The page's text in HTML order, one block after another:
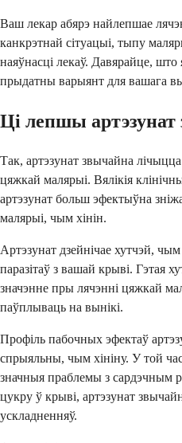
Ваш лекар абярэ найлепшае
канкрэтнай сітуацыі, тыпу
наяўнасці лекаў. Давярайце,
прыдатны варыянт для вашага
Ці лепшы артэзунат
Так, артэзунат звычайна
цяжкай малярыі. Вялікія
артэзунат больш эфектыўна
малярыі, чым хінін.
Артэзунат дзейнічае хутчэй,
паразітаў з вашай крыві. Гэтая
значэнне пры лячэнні цяжкай
паўплываць на вынікі.
Профіль пабочных эфектаў
спрыяльны, чым хініну. У той
значныя праблемы з сардэчным
цукру ў крыві, артэзунат
ускладненняў.